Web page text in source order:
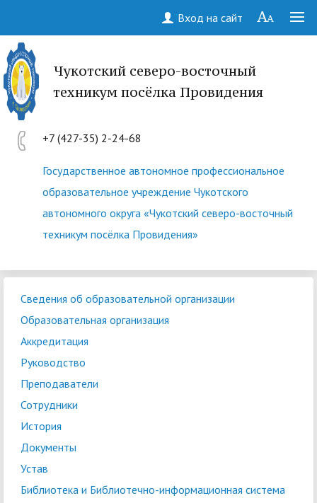
Вход на сайт
Чукотский северо-восточный
техникум посёлка Провидения
+7 (427-35) 2-24-68
Государственное автономное профессиональное
образовательное учреждение Чукотского
автономного округа «Чукотский северо-восточный
техникум посёлка Провидения»
Сведения об образовательной организации
Образовательная организация
Аккредитация
Руководство
Преподаватели
Сотрудники
История
Документы
Устав
Библиотека и Библиотечно-информационная система